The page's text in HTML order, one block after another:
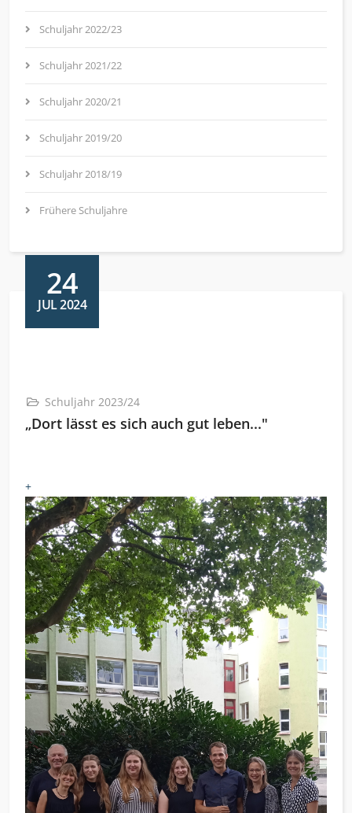
Schuljahr 2022/23
Schuljahr 2021/22
Schuljahr 2020/21
Schuljahr 2019/20
Schuljahr 2018/19
Frühere Schuljahre
24
JUL 2024
Schuljahr 2023/24
„Dort lässt es sich auch gut leben..."
+